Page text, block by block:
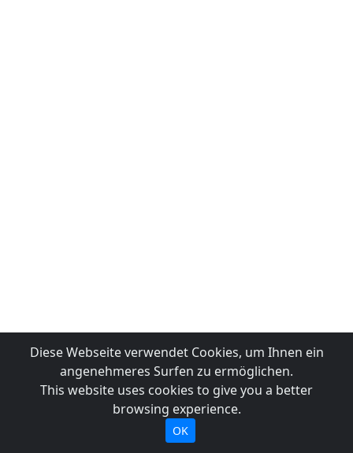
Diese Webseite verwendet Cookies, um Ihnen ein
angenehmeres Surfen zu ermöglichen.
This website uses cookies to give you a better
browsing experience.
OK